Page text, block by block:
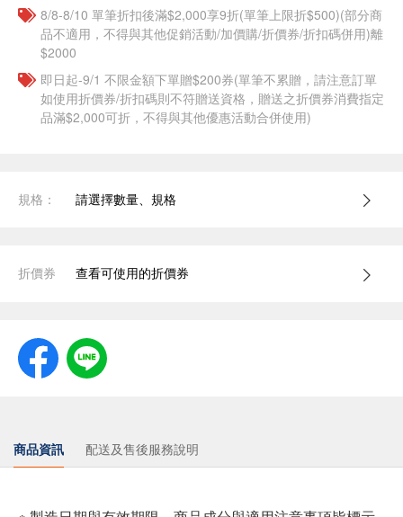
8/8-8/10 單筆折扣後滿$2,000享9折(單筆上限折$500)(部分商
品不適用，不得與其他促銷活動/加價購/折價券/折扣碼併用)離
$2000
即日起-9/1 不限金額下單贈$200券(單筆不累贈，請注意訂單
如使用折價券/折扣碼則不符贈送資格，贈送之折價券消費指定
品滿$2,000可折，不得與其他優惠活動合併使用)
規格： 請選擇數量、規格
折價券 查看可使用的折價券
商品資訊 配送及售後服務說明